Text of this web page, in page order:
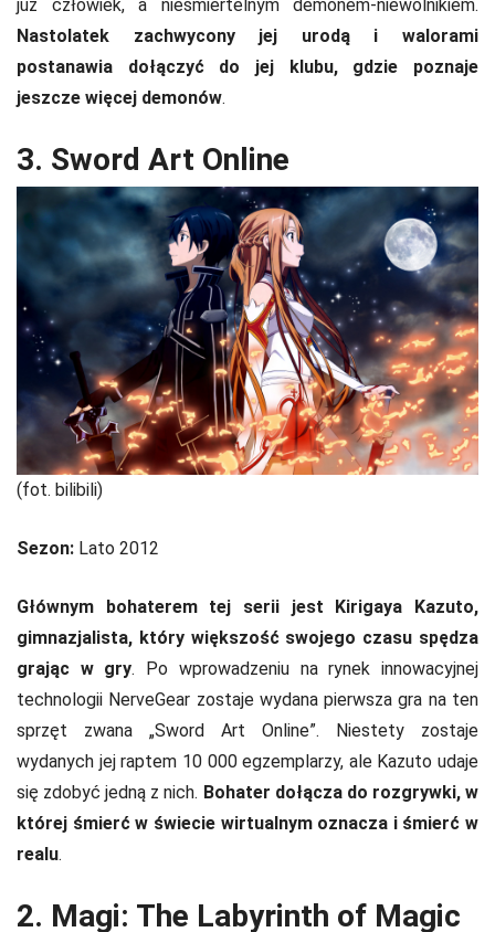
już człowiek, a nieśmiertelnym demonem-niewolnikiem.
Nastolatek zachwycony jej urodą i walorami
postanawia dołączyć do jej klubu, gdzie poznaje
jeszcze więcej demonów.
3. Sword Art Online
(fot. bilibili)
Sezon: Lato 2012
Głównym bohaterem tej serii jest Kirigaya Kazuto,
gimnazjalista, który większość swojego czasu spędza
grając w gry. Po wprowadzeniu na rynek innowacyjnej
technologii NerveGear zostaje wydana pierwsza gra na ten
sprzęt zwana „Sword Art Online”. Niestety zostaje
wydanych jej raptem 10 000 egzemplarzy, ale Kazuto udaje
się zdobyć jedną z nich. Bohater dołącza do rozgrywki, w
której śmierć w świecie wirtualnym oznacza i śmierć w
realu.
2. Magi: The Labyrinth of Magic